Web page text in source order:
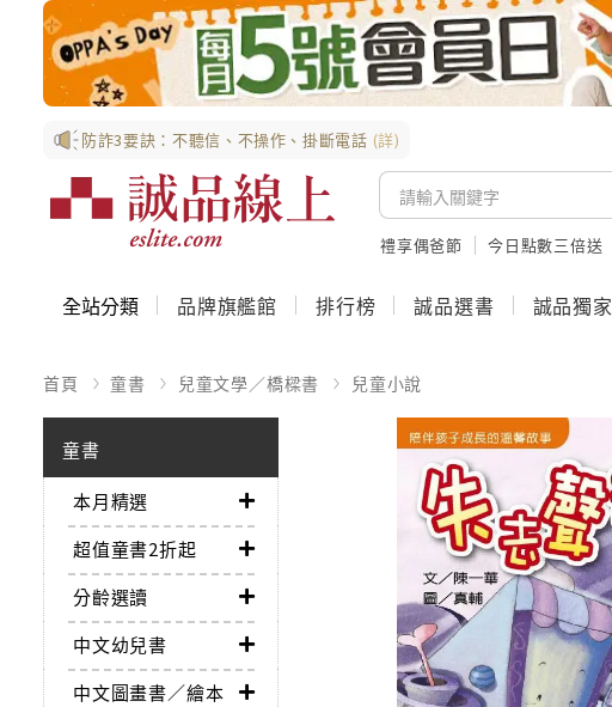
防詐3要訣：不聽信、不操作、掛斷電話 (詳)
禮享偶爸節 今日點數三倍送
全站分類 品牌旗艦館 排行榜 誠品選書 誠品獨家
首頁 童書 兒童文學／橋樑書 兒童小說
童書
本月精選
超值童書2折起
分齡選讀
中文幼兒書
中文圖畫書／繪本